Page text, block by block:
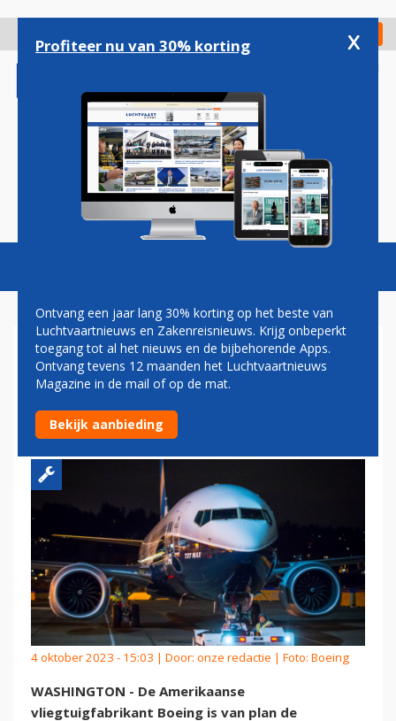
gaan
Check in
Magazine Podcasts Vacatures
BOEING VERHOOGT
PRODUCTIE 737 MAX NAAR
RECORDNIVEAU IN 2025
4 oktober 2023 - 15:03 | Door: onze redactie | Foto: Boeing
WASHINGTON - De Amerikaanse
vliegtuigfabrikant Boeing is van plan de
Profiteer nu van 30% korting x
Ontvang een jaar lang 30% korting op het beste van
Luchtvaartnieuws en Zakenreisnieuws. Krijg onbeperkt
toegang tot al het nieuws en de bijbehorende Apps.
Ontvang tevens 12 maanden het Luchtvaartnieuws
Magazine in de mail of op de mat.
Bekijk aanbieding